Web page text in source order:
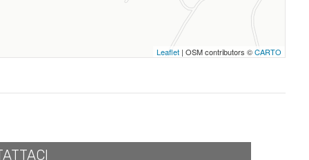
Leaflet | OSM contributors ©CARTO